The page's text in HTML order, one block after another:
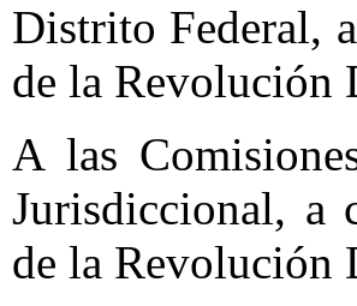
Distrito Federal,
de la Revolución
A las
Jurisdiccional, a
de la Revolución